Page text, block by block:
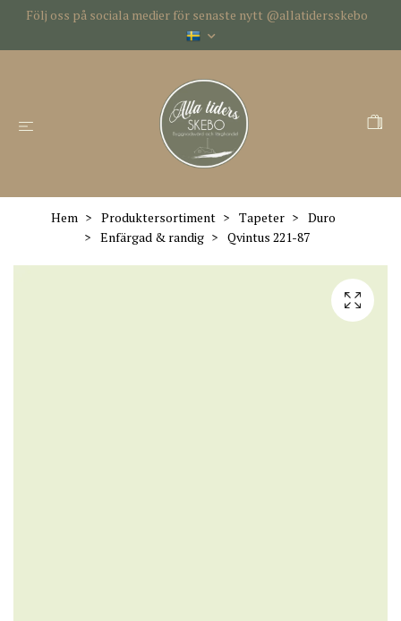
Följ oss på sociala medier för senaste nytt @allatidersskebo
Hem Produktersortiment Tapeter
Duro
Enfärgad & randig
Qvintus 221-87